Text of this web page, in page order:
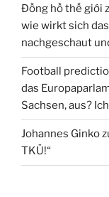
Đồng hồ thế giới
wie wirkt sich
nachgeschaut
Football
das
Sachsen, aus?
Johannes Ginko
TKÜ!“